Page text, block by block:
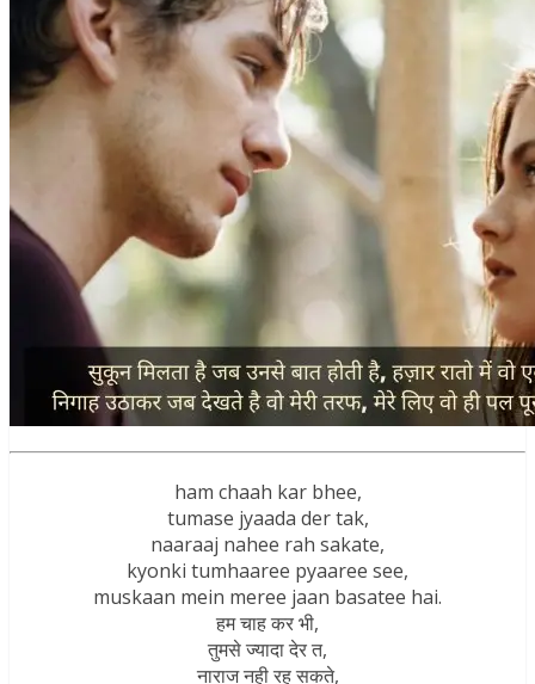
ham chaah kar bhee,
tumase jyaada der tak,
naaraaj nahee rah sakate,
kyonki tumhaaree pyaaree see,
muskaan mein meree jaan basatee hai.
हम चाह कर भी,
तुमसे ज्यादा देर त,
नाराज नही रह सकते,